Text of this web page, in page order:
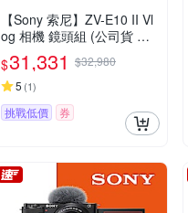
【Sony 索尼】ZV-E10 II Vl
og 相機 鏡頭組 (公司貨 保
固18+6個月)
$31,331 $32,980
5 (1)
挑戰低價 券